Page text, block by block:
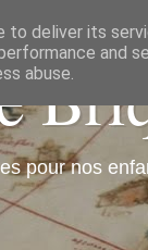
pour nos
deliver its
and
abuse.